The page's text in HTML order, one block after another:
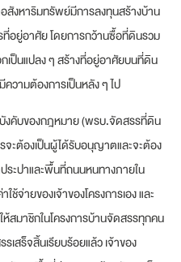
งหาริมทรัพย์มีการลงทุนสร้างบ้าน
อยู่อาศัย โดยการกว้านซื้อที่ดินรวม
เป็นแปลง ๆ สร้างที่อยู่อาศัยบนที่ดิน
วามต้องการเป็นหลัง ๆ ไป
งคับของกฎหมาย (พรบ.จัดสรรที่ดิน
จะต้องเป็นผู้ได้รับอนุญาตและจะต้อง
ะปาและพื้นที่ถนนหนทางภายใน
จ่ายของเจ้าของโครงการเอง และ
สมาชิกในโครงการบ้านจัดสรรทุกคน
เสร็จสิ้นเรียบร้อยแล้ว เจ้าของ